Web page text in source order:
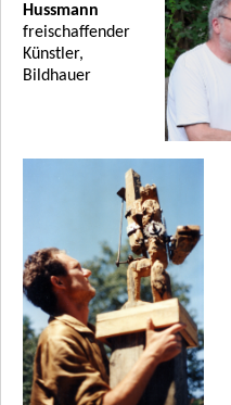
Hussmann
freischaffender
Künstler,
Bildhauer